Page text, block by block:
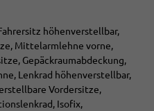
höhenverstellbar,
Mittelarmlehne vorne,
Gepäckraumabdeckung,
Lenkrad höhenverstellbar,
Vordersitze,
Isofix,